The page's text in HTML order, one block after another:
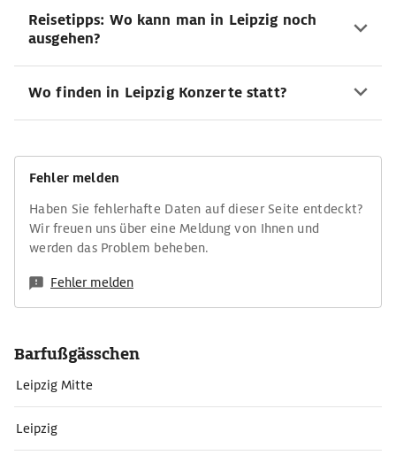
Reisetipps: Wo kann man in Leipzig noch
ausgehen?
Wo finden in Leipzig Konzerte statt?
Fehler melden
Haben Sie fehlerhafte Daten auf dieser Seite entdeckt?
Wir freuen uns über eine Meldung von Ihnen und
werden das Problem beheben.
Fehler melden
Barfußgässchen
Leipzig Mitte
Leipzig